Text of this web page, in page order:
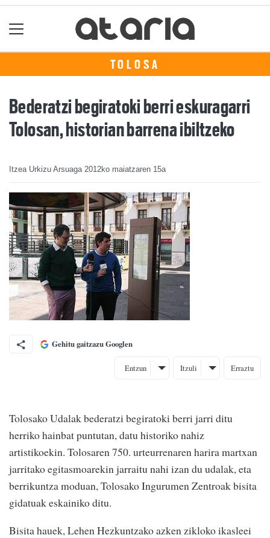
TOLOSA
Bederatzi begiratoki berri eskuragarri
Tolosan, historian barrena ibiltzeko
Itzea Urkizu Arsuaga 2012ko maiatzaren 15a
Gehitu gaitzazu Googlen
Entzun Itzuli Erraztu
Tolosako Udalak bederatzi begiratoki berri jarri ditu
herriko hainbat puntutan, datu historiko nahiz
artistikoekin. Tolosaren 750. urteurrenaren harira martxan
jarritako egitasmoarekin jarraitu nahi izan du udalak, eta
berrikuntza moduan, Tolosako Ingurumen Zentroak bisita
gidatuak eskainiko ditu.
Bisita hauek, Lehen Hezkuntzako azken zikloko ikasleei